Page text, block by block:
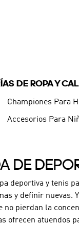
DE ROPA Y
Championes Para
Accesorios Para
DE
deportiva y tenis
y definir nuevas.
no pierdan la
ofrecen atuendos